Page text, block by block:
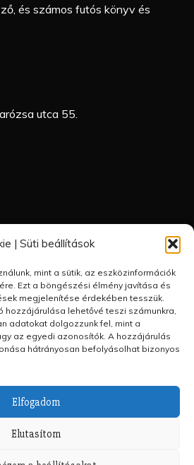
| Süti beállítások
mint a sütik, az eszközinformációk
Ezt a böngészési élmény javítása és
megjelenítése érdekében tesszük.
hozzájárulása lehetővé teszi számunkra,
adatokat dolgozzunk fel, mint a
az egyedi azonosítók. A hozzájárulás
hátrányosan befolyásolhat bizonyos
Elfogadom
Elutasítom
és számos futós könyv és
utca 55.
2023. Futás kezdőknek by